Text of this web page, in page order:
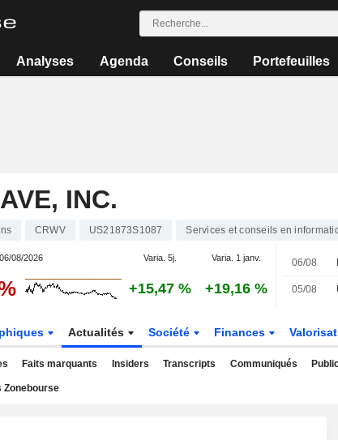
Analyses Agenda Conseils Portefeuilles
INC.
CRWV US21873S1087 Services et conseils en
08/2026 Varia. 5j. Varia. 1 janv.
+15,47 % +19,16 %
06/08
05/08
Actualités Société Finances
Faits marquants Insiders Transcripts Communiqués
Zonebourse